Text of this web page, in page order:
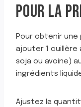
POUR LA
Pour obtenir une
ajouter 1 cuillère
soja ou avoine)
ingrédients
Ajustez la